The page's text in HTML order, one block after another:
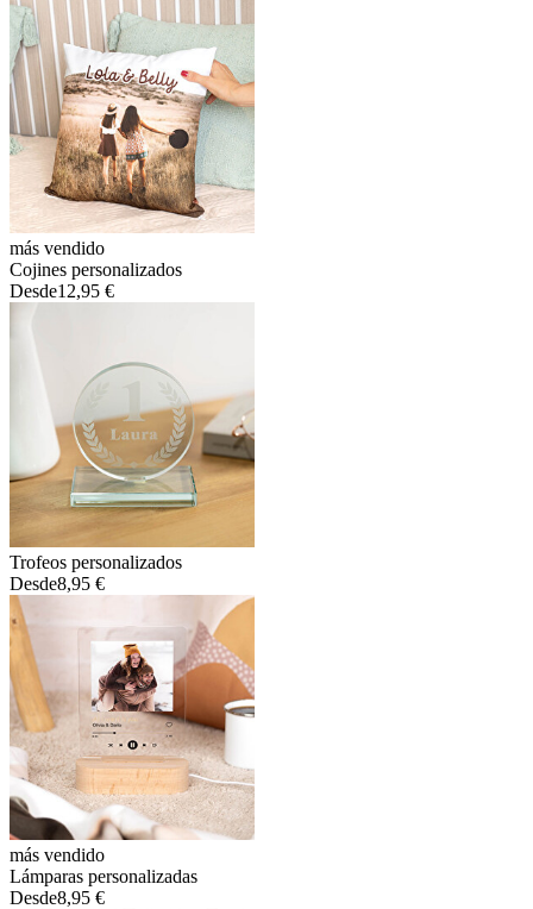
más vendido
Cojines personalizados
Desde12,95 €
Trofeos personalizados
Desde8,95 €
más vendido
Lámparas personalizadas
Desde8,95 €